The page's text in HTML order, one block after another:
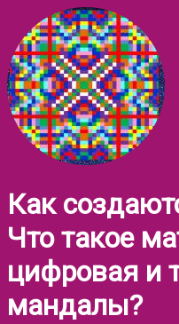
Как
Что такое
цифровая и
мандалы?